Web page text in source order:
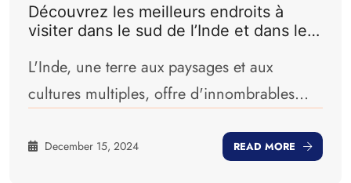
Découvrez les meilleurs endroits à
visiter dans le sud de l’Inde et dans le
inoubliable
L'Inde, une terre aux paysages et aux
cultures multiples, offre d'innombrables
eaux calmes sereines, des collines
December 15, 2024 READ MORE